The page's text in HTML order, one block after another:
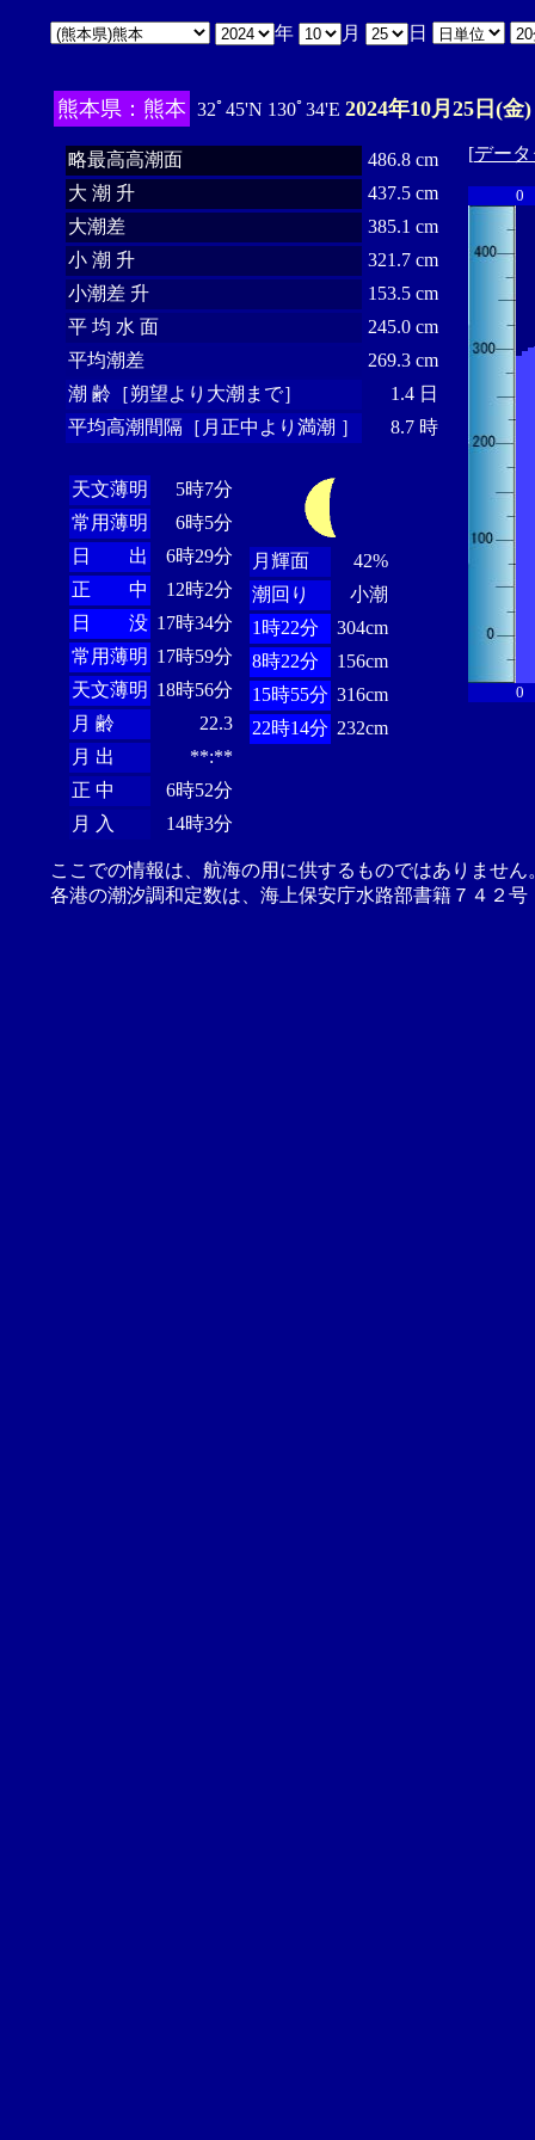
年 月 日
熊本県：熊本 32ﾟ45'N 130ﾟ34'E 2024年10月25日(金)
略最高高潮面
486.8 cm
大 潮 升
437.5 cm
大潮差
385.1 cm
小 潮 升
321.7 cm
小潮差 升
153.5 cm
平 均 水 面
245.0 cm
平均潮差
269.3 cm
潮 齢［朔望より大潮まで］
1.4 日
平均高潮間隔［月正中より満潮 ］
8.7 時
天文薄明
5時7分
常用薄明
6時5分
日 出
6時29分
正 中
12時2分
日 没 17時34分
常用薄明 17時59分
天文薄明 18時56分
月 齢
22.3
月 出
**:**
正 中
6時52分
月 入
14時3分
月輝面
42%
潮回り
小潮
1時22分
304cm
8時22分
156cm
15時55分 316cm
22時14分 232cm
[デー
0
0
ここでの情報は、航海の用に供するものではありませ
各港の潮汐調和定数は、海上保安庁水路部書籍７４２